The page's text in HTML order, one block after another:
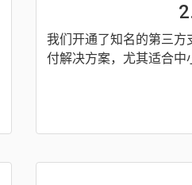
我们开通了知名的第三方
付解决方案，尤其适合中